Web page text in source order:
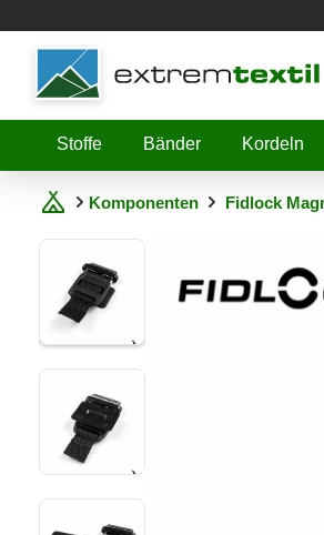
Shopware
Stoffe
Bänder Kordeln
Komponenten Fidlock